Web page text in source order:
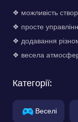
❖ можливість
❖ просте
❖ додавання
❖ весела
Категорії:
Веселі